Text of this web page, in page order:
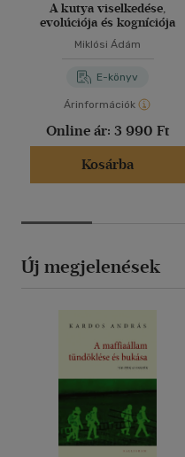
A kutya viselkedése,
evolúciója és kogníciója
Miklósi Ádám
E-könyv
Árinformációk
Online ár: 3 990 Ft
Kosárba
Új megjelenések